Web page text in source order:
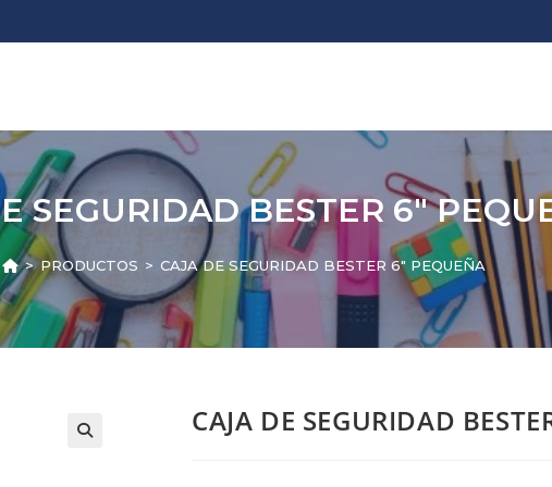
SEGURIDAD BESTER 6″
> PRODUCTOS > CAJA DE SEGURIDAD BESTER 6″ PEQUEÑA
CAJA DE SEGURIDAD